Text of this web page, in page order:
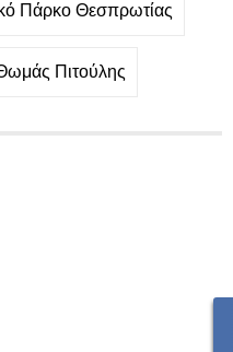
Πάρκο Θεσπρωτίας
Πιτούλης